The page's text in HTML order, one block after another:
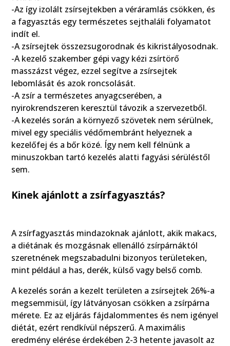
-Az így izolált zsírsejtekben a véráramlás csökken, és
a fagyasztás egy természetes sejthaláli folyamatot
indít el.
-A zsírsejtek összezsugorodnak és kikristályosodnak.
-A kezelő szakember gépi vagy kézi zsírtörő
masszázst végez, ezzel segítve a zsírsejtek
lebomlását és azok roncsolását.
-A zsír a természetes anyagcserében, a
nyirokrendszeren keresztül távozik a szervezetből.
-A kezelés során a környező szövetek nem sérülnek,
mivel egy speciális védőmembránt helyeznek a
kezelőfej és a bőr közé. Így nem kell félnünk a
minuszokban tartó kezelés alatti fagyási sérüléstől
sem.
Kinek ajánlott a zsírfagyasztás?
A zsírfagyasztás mindazoknak ajánlott, akik makacs,
a diétának és mozgásnak ellenálló zsírpárnáktól
szeretnének megszabadulni bizonyos területeken,
mint például a has, derék, külső vagy belső comb.
A kezelés során a kezelt területen a zsírsejtek 26%-a
megsemmisül, így látványosan csökken a zsírpárna
mérete. Ez az eljárás fájdalommentes és nem igényel
diétát, ezért rendkívül népszerű. A maximális
eredmény elérése érdekében 2-3 hetente javasolt az